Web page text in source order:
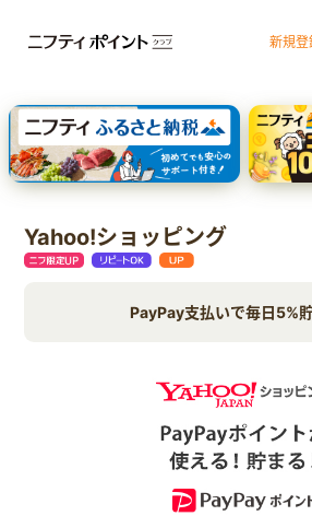
新規
dカード GOLD 三井住友カード ゴールド（
【実質初月無料】DMM | Disney+(ディズニー
SBI証券 確定拠出年金（iDeCo）
Yahoo!ショッピング
PayPay支払いで毎日5%